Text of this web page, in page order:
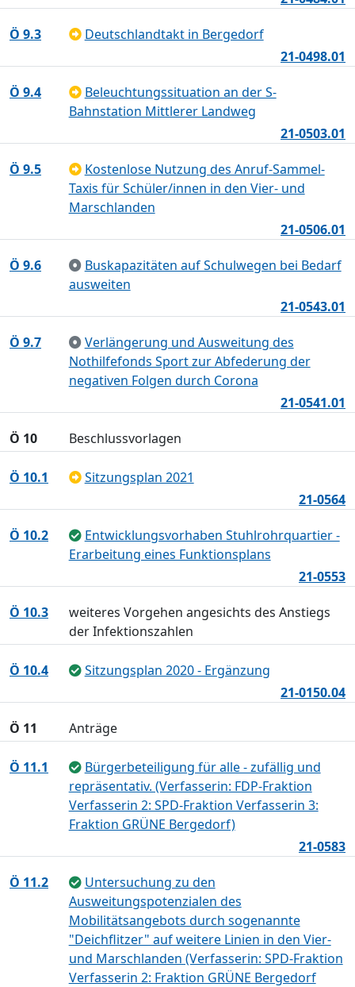
Ö 9.3
Deutschlandtakt in Bergedorf
21-0498.01
Ö 9.4
Beleuchtungssituation an der S-
Bahnstation Mittlerer Landweg
21-0503.01
Ö 9.5
Kostenlose Nutzung des Anruf-Sammel-
Taxis für Schüler/innen in den Vier- und
Marschlanden
21-0506.01
Ö 9.6
Buskapazitäten auf Schulwegen bei Bedarf
ausweiten
21-0543.01
Ö 9.7
Verlängerung und Ausweitung des
Nothilfefonds Sport zur Abfederung der
negativen Folgen durch Corona
21-0541.01
Ö 10 Beschlussvorlagen
Ö 10.1
Sitzungsplan 2021
21-0564
Ö 10.2
Entwicklungsvorhaben Stuhlrohrquartier -
Erarbeitung eines Funktionsplans
21-0553
Ö 10.3
weiteres Vorgehen angesichts des Anstiegs
der Infektionszahlen
Ö 10.4
Sitzungsplan 2020 - Ergänzung
21-0150.04
Ö 11 Anträge
Ö 11.1
Bürgerbeteiligung für alle - zufällig und
repräsentativ. (Verfasserin: FDP-Fraktion
Verfasserin 2: SPD-Fraktion Verfasserin 3:
Fraktion GRÜNE Bergedorf)
21-0583
Ö 11.2
Untersuchung zu den
Ausweitungspotenzialen des
Mobilitätsangebots durch sogenannte
"Deichflitzer" auf weitere Linien in den Vier-
und Marschlanden (Verfasserin: SPD-Fraktion
Verfasserin 2: Fraktion GRÜNE Bergedorf